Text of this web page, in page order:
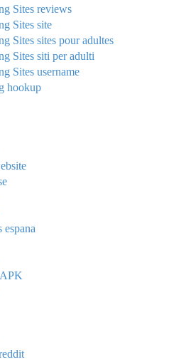
Sites reviews
Sites site
Sites sites pour adultes
Sites siti per adulti
Sites username
hookup